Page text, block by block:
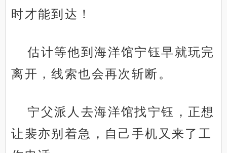
时才能到达！
估计等他到海洋馆宁钰早就玩完
离开，线索也会再次斩断。
宁父派人去海洋馆找宁钰，正想
让裴亦别着急，自己手机又来了工